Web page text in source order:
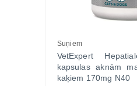
saskaņā ar veterinārārsta
Vai sīrupu var dot kopā ar
Izvēlies piemērotākos
suņiem un kaķiem
Suņiem
VetExpert
kapsulas aknām
kaķiem 170mg N40